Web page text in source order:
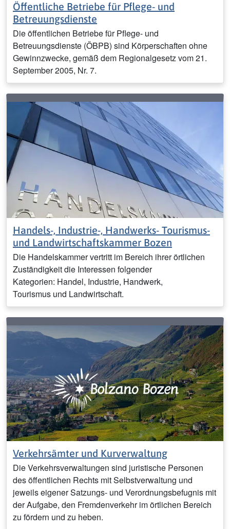
Öffentliche Betriebe für Pflege- und
Betreuungsdienste
Die öffentlichen Betriebe für Pflege- und
Betreuungsdienste (ÖBPB) sind Körperschaften ohne
Gewinnzwecke, gemäß dem Regionalgesetz vom 21.
September 2005, Nr. 7.
Handels-, Industrie-, Handwerks- Tourismus-
und Landwirtschaftskammer Bozen
Die Handelskammer vertritt im Bereich ihrer örtlichen
Zuständigkeit die Interessen folgender
Kategorien: Handel, Industrie, Handwerk,
Tourismus und Landwirtschaft.
Verkehrsämter und Kurverwaltung
Die Verkehrsverwaltungen sind juristische Personen
des öffentlichen Rechts mit Selbstverwaltung und
jeweils eigener Satzungs- und Verordnungsbefugnis mit
der Aufgabe, den Fremdenverkehr im örtlichen Bereich
zu fördern und zu heben.